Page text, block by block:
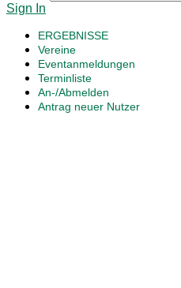
Sign In
ERGEBNISSE
Vereine
Eventanmeldungen
Terminliste
An-/Abmelden
Antrag neuer Nutzer